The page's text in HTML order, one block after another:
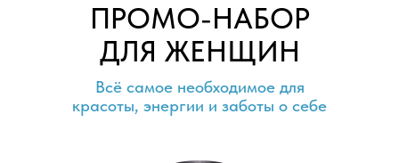
ПРОМО-НАБОР
ДЛЯ ЖЕНЩИН
Всё самое необходимое для
красоты, энергии и заботы о себе